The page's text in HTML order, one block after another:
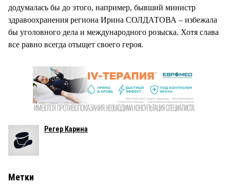
додумалась бы до этого, например, бывший министр
здравоохранения региона Ирина СОЛДАТОВА – избежала
бы уголовного дела и международного розыска. Хотя слава
все равно всегда отыщет своего героя.
Регер Карина
Метки